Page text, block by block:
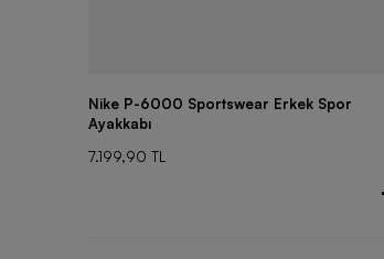
Nike P-6000 Sportswear Erkek Spor
Ayakkabı
7.199,90 TL